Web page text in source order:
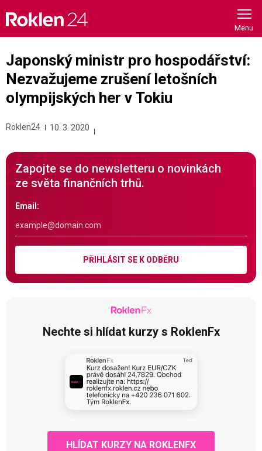
content
Japonský ministr pro hospodářství:
Nezvažujeme zrušení letošních
olympijských her v Tokiu
Roklen24 10. 3. 2020
Zapojte se do newsletteru o novinkách
ze světa finančních trhů.
Email:
PŘIHLÁSIT SE K ODBĚRU
Nechte si hlídat kurzy s RoklenFx
HLÍDAT KURZY NA ROKLENFX